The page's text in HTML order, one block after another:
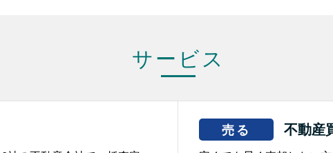
サービス
売る 不動産